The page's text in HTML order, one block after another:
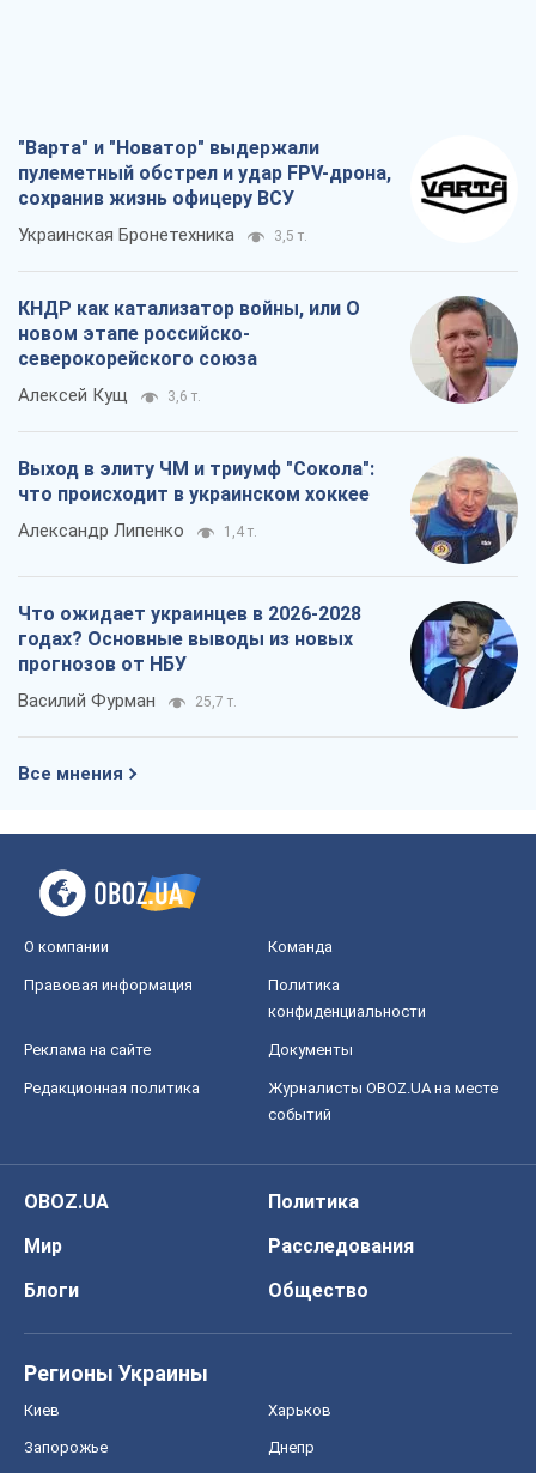
"Варта" и "Новатор" выдержали
пулеметный обстрел и удар FPV-дрона,
сохранив жизнь офицеру ВСУ
Украинская Бронетехника 3,5 т.
КНДР как катализатор войны, или О
новом этапе российско-
северокорейского союза
Алексей Кущ 3,6 т.
Выход в элиту ЧМ и триумф "Сокола":
что происходит в украинском хоккее
Александр Липенко 1,4 т.
Что ожидает украинцев в 2026-2028
годах? Основные выводы из новых
прогнозов от НБУ
Василий Фурман 25,7 т.
Все мнения
О компании Команда
Правовая информация
Политика
конфиденциальности
Реклама на сайте Документы
Редакционная политика
Журналисты OBOZ.UA на месте
событий
OBOZ.UA
Политика
Мир
Расследования
Блоги
Общество
Регионы Украины
Киев Харьков
Запорожье Днепр